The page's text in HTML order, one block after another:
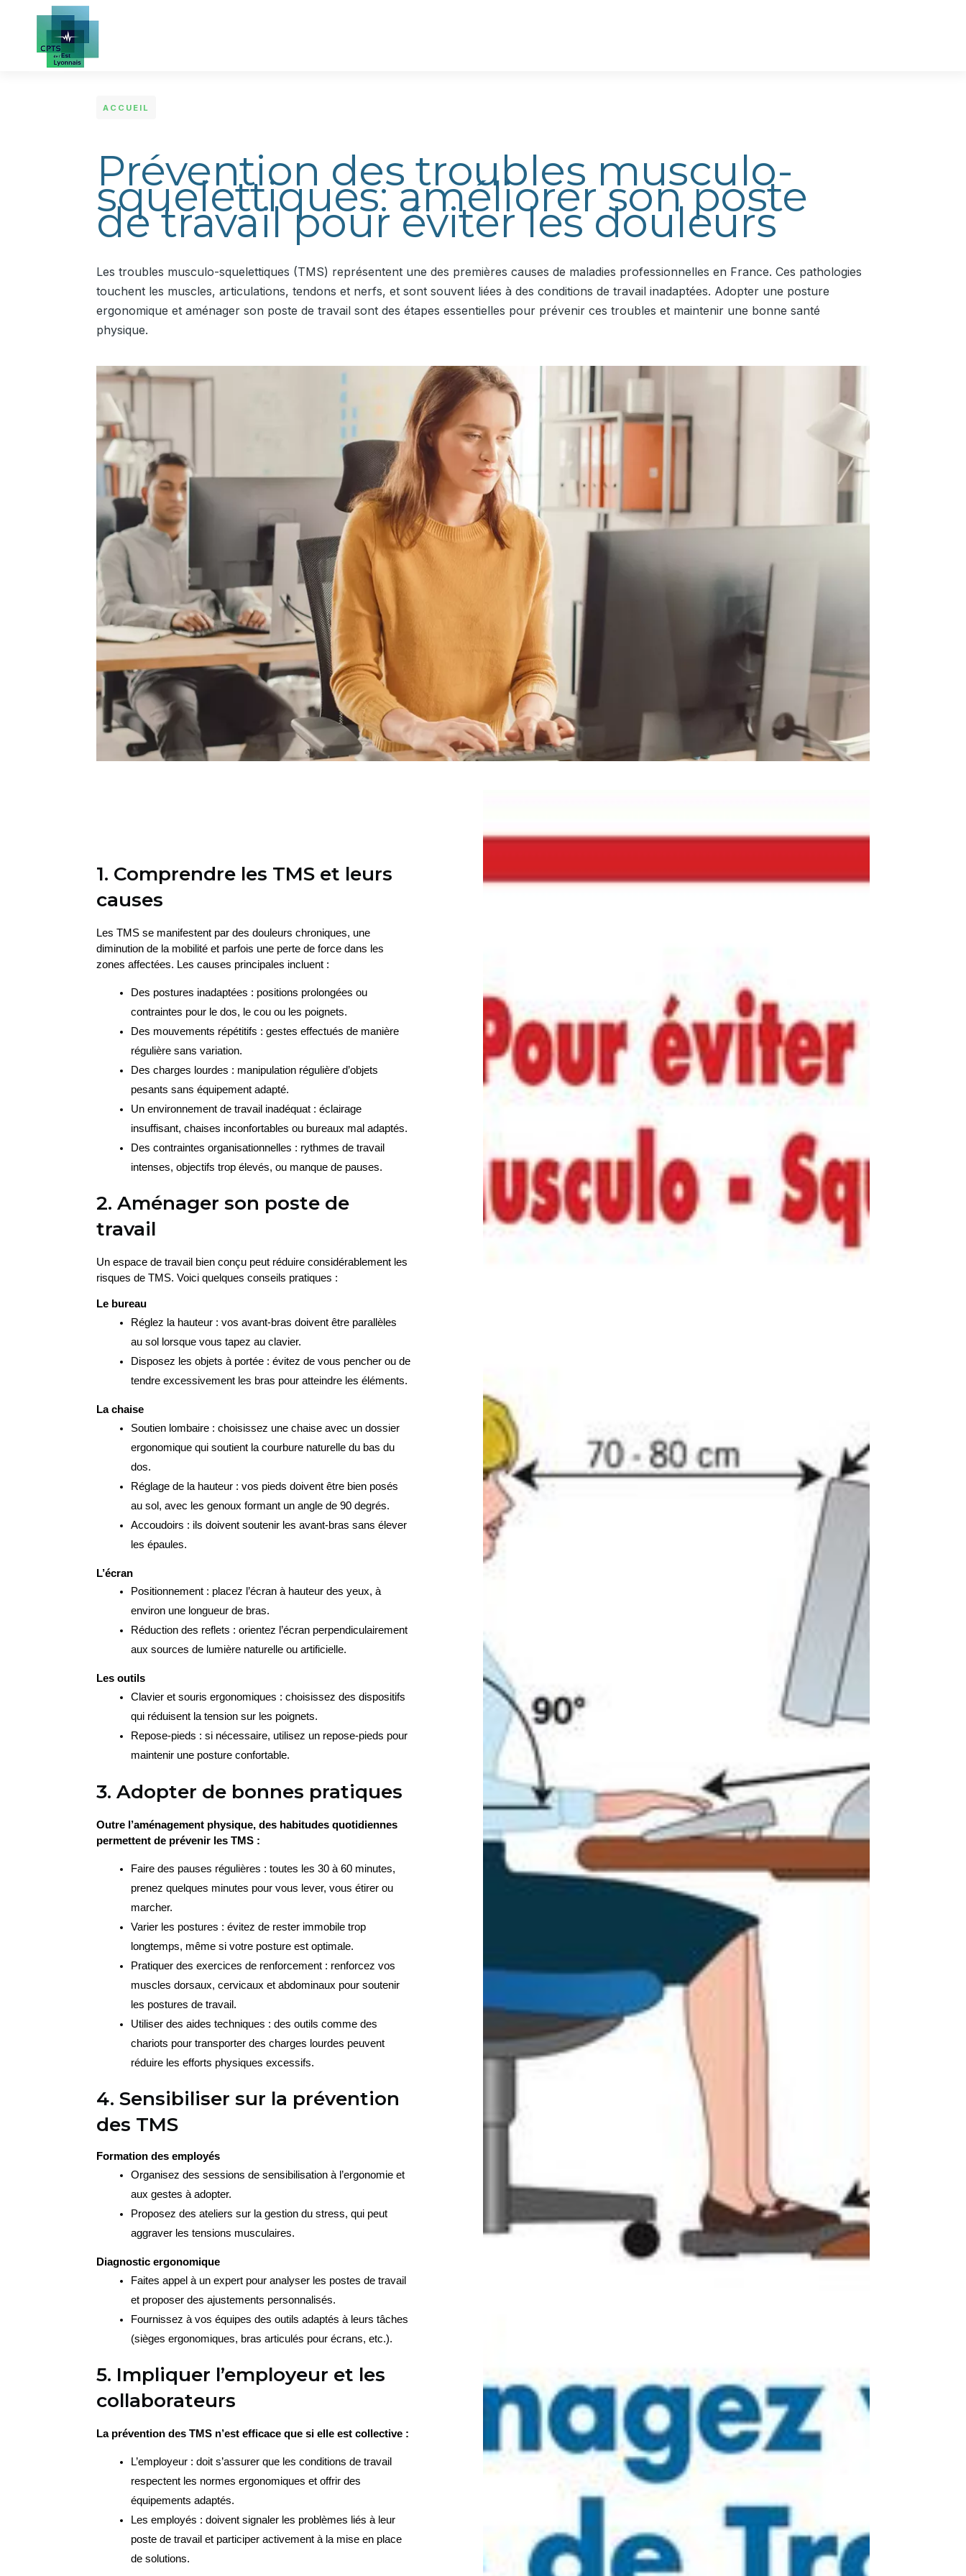
Aller au contenu principal
ACCUEIL
Prévention des troubles musculo-
squelettiques: améliorer son poste
de travail pour éviter les douleurs
Les troubles musculo-squelettiques (TMS) représentent une des premières causes de maladies professionnelles en France. Ces pathologies
touchent les muscles, articulations, tendons et nerfs, et sont souvent liées à des conditions de travail inadaptées. Adopter une posture
ergonomique et aménager son poste de travail sont des étapes essentielles pour prévenir ces troubles et maintenir une bonne santé
physique.
1. Comprendre les TMS et leurs
causes
Les TMS se manifestent par des douleurs chroniques, une
diminution de la mobilité et parfois une perte de force dans les
zones affectées. Les causes principales incluent :
Des postures inadaptées : positions prolongées ou
contraintes pour le dos, le cou ou les poignets.
Des mouvements répétitifs : gestes effectués de manière
régulière sans variation.
Des charges lourdes : manipulation régulière d’objets
pesants sans équipement adapté.
Un environnement de travail inadéquat : éclairage
insuffisant, chaises inconfortables ou bureaux mal adaptés.
Des contraintes organisationnelles : rythmes de travail
intenses, objectifs trop élevés, ou manque de pauses.
2. Aménager son poste de
travail
Un espace de travail bien conçu peut réduire considérablement les
risques de TMS. Voici quelques conseils pratiques :
Le bureau
Réglez la hauteur : vos avant-bras doivent être parallèles
au sol lorsque vous tapez au clavier.
Disposez les objets à portée : évitez de vous pencher ou de
tendre excessivement les bras pour atteindre les éléments.
La chaise
Soutien lombaire : choisissez une chaise avec un dossier
ergonomique qui soutient la courbure naturelle du bas du
dos.
Réglage de la hauteur : vos pieds doivent être bien posés
au sol, avec les genoux formant un angle de 90 degrés.
Accoudoirs : ils doivent soutenir les avant-bras sans élever
les épaules.
L’écran
Positionnement : placez l’écran à hauteur des yeux, à
environ une longueur de bras.
Réduction des reflets : orientez l’écran perpendiculairement
aux sources de lumière naturelle ou artificielle.
Les outils
Clavier et souris ergonomiques : choisissez des dispositifs
qui réduisent la tension sur les poignets.
Repose-pieds : si nécessaire, utilisez un repose-pieds pour
maintenir une posture confortable.
3. Adopter de bonnes pratiques
Outre l’aménagement physique, des habitudes quotidiennes
permettent de prévenir les TMS :
Faire des pauses régulières : toutes les 30 à 60 minutes,
prenez quelques minutes pour vous lever, vous étirer ou
marcher.
Varier les postures : évitez de rester immobile trop
longtemps, même si votre posture est optimale.
Pratiquer des exercices de renforcement : renforcez vos
muscles dorsaux, cervicaux et abdominaux pour soutenir
les postures de travail.
Utiliser des aides techniques : des outils comme des
chariots pour transporter des charges lourdes peuvent
réduire les efforts physiques excessifs.
4. Sensibiliser sur la prévention
des TMS
Formation des employés
Organisez des sessions de sensibilisation à l’ergonomie et
aux gestes à adopter.
Proposez des ateliers sur la gestion du stress, qui peut
aggraver les tensions musculaires.
Diagnostic ergonomique
Faites appel à un expert pour analyser les postes de travail
et proposer des ajustements personnalisés.
Fournissez à vos équipes des outils adaptés à leurs tâches
(sièges ergonomiques, bras articulés pour écrans, etc.).
5. Impliquer l’employeur et les
collaborateurs
La prévention des TMS n’est efficace que si elle est collective :
L’employeur : doit s’assurer que les conditions de travail
respectent les normes ergonomiques et offrir des
équipements adaptés.
Les employés : doivent signaler les problèmes liés à leur
poste de travail et participer activement à la mise en place
de solutions.